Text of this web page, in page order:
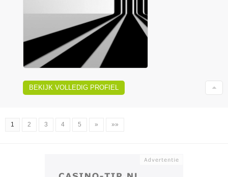
BEKIJK VOLLEDIG PROFIEL
1 2 3 4 5 » »»